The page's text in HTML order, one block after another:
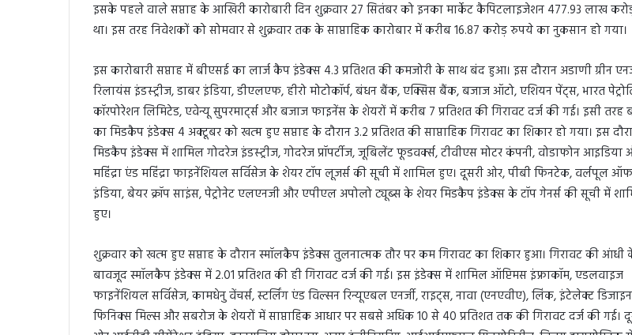
इसके पहले वाले सप्ताह के आखिरी कारोबारी दिन शुक्रवार 27 सितंबर को इनका मार्केट कैपिटलाइजेशन 477.93 लाख
था। इस तरह निवेशकों को सोमवार से शुक्रवार तक के साप्ताहिक कारोबार में करीब 16.87 करोड़ रुपये का नुकसान हो गया।
इस कारोबारी सप्ताह में बीएसई का लार्ज कैप इंडेक्स 4.3 प्रतिशत की कमजोरी के साथ बंद हुआ। इस दौरान अडाणी ग्रीन
रिलायंस इंडस्ट्रीज, डाबर इंडिया, डीएलएफ, हीरो मोटोकॉर्प, बंधन बैंक, एक्सिस बैंक, बजाज ऑटो, एशियन पेंट्स, भारत
कॉरपोरेशन लिमिटेड, एवेन्यू सुपरमार्ट्स और बजाज फाइनेंस के शेयरों में करीब 7 प्रतिशत की गिरावट दर्ज की गई। इसी तरह
का मिडकैप इंडेक्स 4 अक्टूबर को खत्म हुए सप्ताह के दौरान 3.2 प्रतिशत की साप्ताहिक गिरावट का शिकार हो गया। इस
मिडकैप इंडेक्स में शामिल गोदरेज इंडस्ट्रीज, गोदरेज प्रॉपर्टीज, जूबिलेंट फूडवर्क्स, टीवीएस मोटर कंपनी, वोडाफोन आइडिया
महिंद्रा एंड महिंद्रा फाइनेंशियल सर्विसेज के शेयर टॉप लूजर्स की सूची में शामिल हुए। दूसरी ओर, पीबी फिनटेक, वर्लपूल ऑफ
इंडिया, बेयर क्रॉप साइंस, पेट्रोनेट एलएनजी और एपीएल अपोलो ट्यूब्स के शेयर मिडकैप इंडेक्स के टॉप गेनर्स की सूची में
हुए।
शुक्रवार को खत्म हुए सप्ताह के दौरान स्मॉलकैप इंडेक्स तुलनात्मक तौर पर कम गिरावट का शिकार हुआ। गिरावट की आंधी
बावजूद स्मॉलकैप इंडेक्स में 2.01 प्रतिशत की ही गिरावट दर्ज की गई। इस इंडेक्स में शामिल ऑप्टिमस इंफ्राकॉम, एडलवाइज
फाइनेंशियल सर्विसेज, कामधेनु वेंचर्स, स्टर्लिंग एंड विल्सन रिन्यूएबल एनर्जी, राइट्स, नावा (एनएवीए), लिंक, इंटेलेक्ट
फिनिक्स मिल्स और सबरोज के शेयरों में साप्ताहिक आधार पर सबसे अधिक 10 से 40 प्रतिशत तक की गिरावट दर्ज की गई।